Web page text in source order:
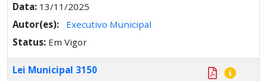
Data: 13/11/2025
Autor(es):
Executivo Municipal
Status: Em Vigor
Lei Municipal 3150